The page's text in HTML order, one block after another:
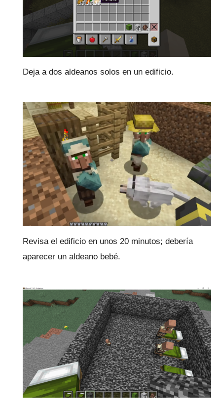
Deja a dos aldeanos solos en un edificio.
Revisa el edificio en unos 20 minutos; debería
aparecer un aldeano bebé.